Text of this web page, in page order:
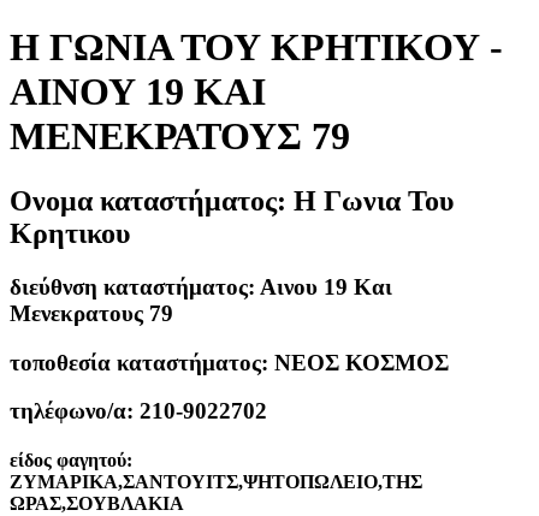
Η ΓΩΝΙΑ ΤΟΥ ΚΡΗΤΙΚΟΥ -
ΑΙΝΟΥ 19 ΚΑΙ
ΜΕΝΕΚΡΑΤΟΥΣ 79
Ονομα καταστήματος: Η Γωνια Του
Κρητικου
διεύθνση καταστήματος: Αινου 19 Και
Μενεκρατους 79
τοποθεσία καταστήματος: ΝΕΟΣ ΚΟΣΜΟΣ
τηλέφωνο/α: 210-9022702
είδος φαγητού:
ΖΥΜΑΡΙΚΑ,ΣΑΝΤΟΥΙΤΣ,ΨΗΤΟΠΩΛΕΙΟ,ΤΗΣ
ΩΡΑΣ,ΣΟΥΒΛΑΚΙΑ